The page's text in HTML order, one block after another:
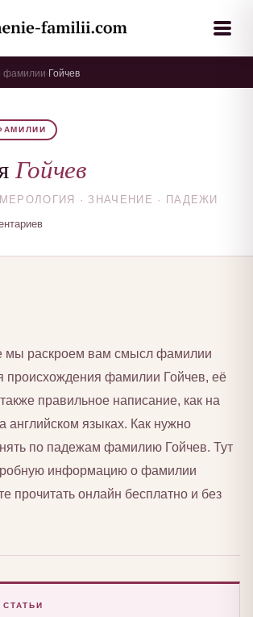
фамилии Гойчев
Гойчев
· ЗНАЧЕНИЕ · ПАДЕЖИ
мы раскроем вам смысл фамилии
происхождения фамилии Гойчев, её
правильное написание, как на
английском языках. Как нужно
по падежам фамилию Гойчев. Тут
информацию о фамилии
прочитать онлайн бесплатно и без